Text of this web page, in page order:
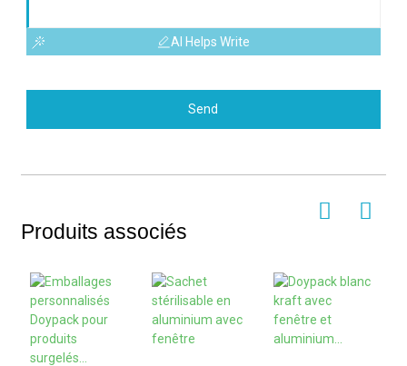
AI Helps Write
Send
Produits associés